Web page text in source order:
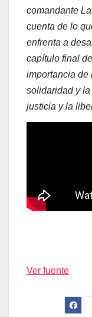
comandante
cuenta de lo
enfrenta a
capítulo final
importancia de
solidaridad y
justicia y la
Ver fuente